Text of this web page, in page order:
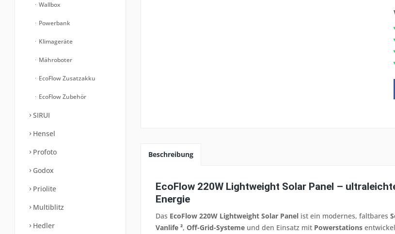
Wallbox
Powerbank
Klimageräte
Mähroboter
EcoFlow Zusatzakku
EcoFlow Zubehör
SIRUI
Hensel
Profoto
Godox
Priolite
Multiblitz
Hedler
Beschreibung
EcoFlow 220W Lightweight Solar Panel –
Energie
Das EcoFlow 220W Lightweight Solar Panel ist ein modernes, faltbares
Vanlife ², Off-Grid-Systeme und den Einsatz mit Powerstations